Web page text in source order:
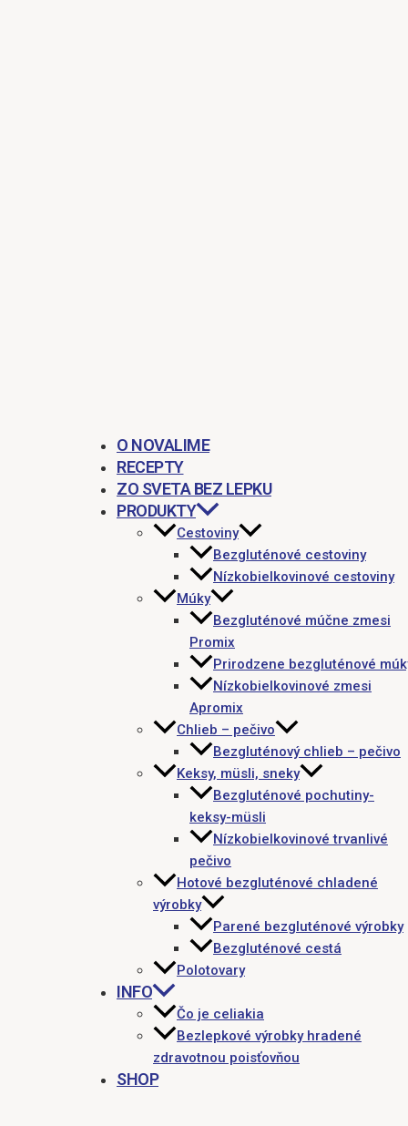
O NOVALIME
RECEPTY
ZO SVETA BEZ LEPKU
PRODUKTY
Cestoviny
Bezgluténové cestoviny
Nízkobielkovinové cestoviny
Múky
Bezgluténové múčne zmesi
Promix
Prirodzene bezgluténové
Nízkobielkovinové zmesi
Apromix
Chlieb – pečivo
Bezgluténový chlieb – pečivo
Keksy, müsli, sneky
Bezgluténové pochutiny-
keksy-müsli
Nízkobielkovinové trvanlivé
pečivo
Hotové bezgluténové chladené
výrobky
Parené bezgluténové výrobky
Bezgluténové cestá
Polotovary
INFO
Čo je celiakia
Bezlepkové výrobky hradené
zdravotnou poisťovňou
SHOP